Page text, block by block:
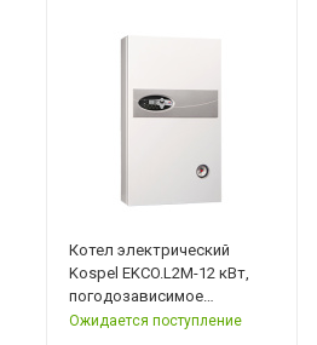
Котел электрический
Kospel EKCO.L2M-12 кВт,
погодозависимое
управление 3х380 В
Ожидается поступление